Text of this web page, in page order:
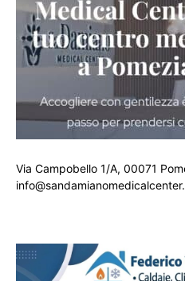
Via Campobello 1/A, 00071